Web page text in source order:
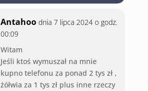
Antahoo dnia 7 lipca 2024 o godz.
00:09
Witam
Jeśli ktoś wymuszał na mnie
kupno telefonu za ponad 2 tys zł ,
żółwia za 1 tys zł plus inne rzeczy